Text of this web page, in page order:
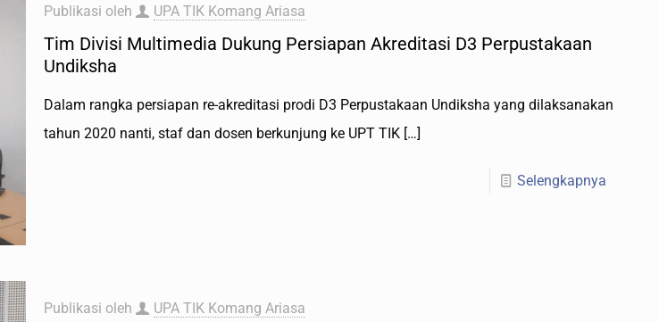
Publikasi oleh UPA TIK Komang Ariasa
Tim Divisi Multimedia Dukung Persiapan Akreditasi D3 Perpustakaan
Undiksha
Dalam rangka persiapan re-akreditasi prodi D3 Perpustakaan Undiksha yang dilaksanakan
tahun 2020 nanti, staf dan dosen berkunjung ke UPT TIK[…]
Selengkapnya
Publikasi oleh UPA TIK Komang Ariasa